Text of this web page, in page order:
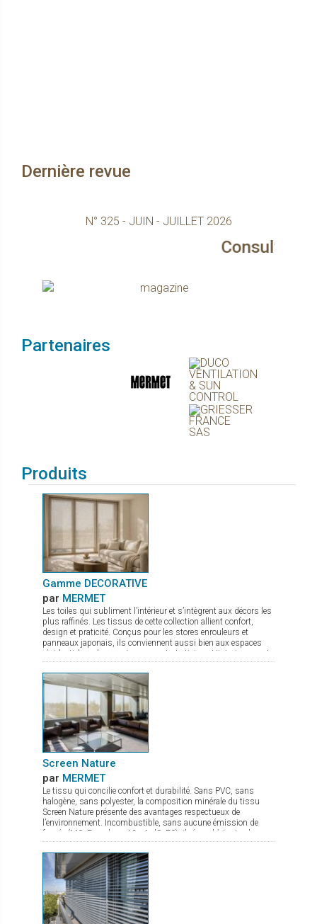
Dernière revue
N° 325 - JUIN - JUILLET 2026
Consultez le
Partenaires
Produits
Gamme DECORATIVE
par MERMET
Les toiles qui subliment l’intérieur et s’intègrent aux décors les
plus raffinés. Les tissus de cette collection allient confort,
design et praticité. Conçus pour les stores enrouleurs et
panneaux japonais, ils conviennent aussi bien aux espaces
résidentiels qu’aux environnements tertiaires. Historiquement
reconnue pour ses textiles techniques offrant contrôle
thermique, gestion de la lumière et intimité, Mermet enrichit
son offre avec la gamme Decorative, qui associe esthétique
soignée et performance. Panama Deco, Impressions, Abu
Dhabi, Oslo, Pentagrama et Riyadh offrent chacun un style
distinct, du naturel apaisant au jacquard affirmé. Cette gamme
propose ainsi bien plus que des solutions fonctionnelles : de
véritables inspirations pour sublimer les intérieurs.
Screen Nature
par MERMET
Le tissu qui concilie confort et durabilité. Sans PVC, sans
halogène, sans polyester, la composition minérale du tissu
Screen Nature présente des avantages respectueux de
l’environnement. Incombustible, sans aucune émission de
fumée (M0, Euroclass A2-s1-d0, F0), il répond à toutes les
exigences tant en termes de sécurité que de santé. Ce tissu à
l’excellente transparence possède de nombreux atouts : bonne
maîtrise de l’éblouissement confort thermique optimal stabilité
dimensionnelle, durabilité et résistance mécanique qui lui
confèrent une planéité parfaite même en grande dimension. Ce
tissu élégant et très fin, idéal pour des stores s'insérant dans
des espaces de faible encombrement, est disponible en 7
coloris et 2 largeurs de 180 et 240 cm